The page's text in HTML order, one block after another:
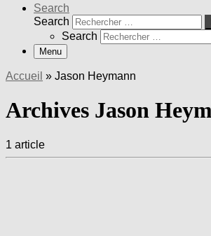
Search
Search
Search
Menu
Accueil » Jason Heymann
Archives Jason
1 article